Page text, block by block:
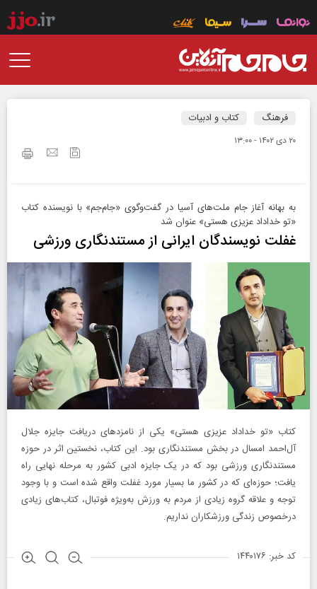
فرهنگ کتاب و ادبیات
۲۰ دی ۱۴۰۲ - ۱۳:۰۰
به بهانه آغاز جام ملت‌های آسیا در گفت‌وگوی «جام‌جم» با نویسنده کتاب
«تو خداداد عزیزی هستی» عنوان شد
غفلت نویسندگان ایرانی از مستندنگاری ورزشی
کتاب «تو خداداد عزیزی هستی» یکی از نامزدهای دریافت جایزه جلال
آل‌احمد امسال در بخش مستندنگاری بود. این کتاب، نخستین اثر در حوزه
مستندنگاری ورزشی بود که در یک جایزه ادبی کشور به مرحله نهایی راه
یافت؛ حوزه‌ای که در کشور ما بسیار مورد غفلت واقع شده است و با وجود
توجه و علاقه گروه زیادی از مردم به ورزش به‌ویژه فوتبال، کتاب‌های زیادی
درخصوص زندگی ورزشکاران نداریم.
کد خبر: ۱۴۴۰۱۷۶